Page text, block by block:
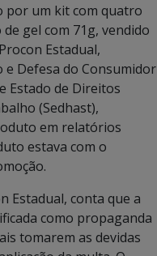
por um kit com quatro
gel com 71g, vendido
Estadual,
Defesa do Consumidor
Estado de Direitos
(Sedhast),
em relatórios
estava com o
Estadual, conta que a
como propaganda
tomarem as devidas